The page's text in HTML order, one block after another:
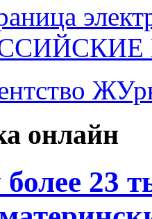
онлайн
более 23